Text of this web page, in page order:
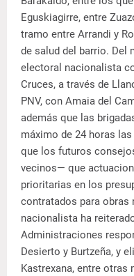
Eguskiagirre, entre
tramo entre Arrandi y
de salud del barrio. Del
electoral nacionalista
Cruces, a través de
PNV, con Amaia del
además que las
máximo de 24 horas
que los futuros
vecinos— que
prioritarias en los
contratados para obras
nacionalista ha
Administraciones
Desierto y Burtzeña, y
Kastrexana, entre otras